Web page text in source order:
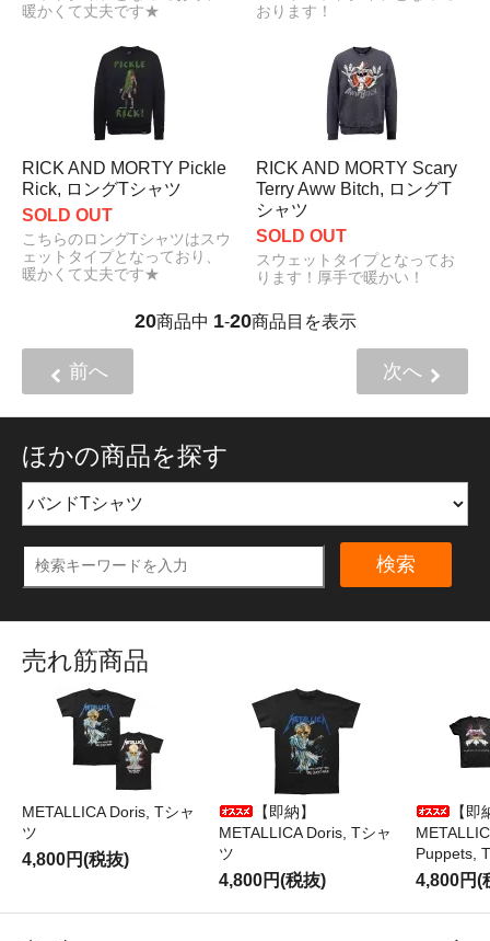
暖かくて丈夫です★
おります！
RICK AND MORTY Pickle
Rick, ロングTシャツ
SOLD OUT
こちらのロングTシャツはスウ
ェットタイプとなっており、
暖かくて丈夫です★
RICK AND MORTY Scary
Terry Aww Bitch, ロングT
シャツ
SOLD OUT
スウェットタイプとなってお
ります！厚手で暖かい！
20商品中 1-20商品目を表示
前へ 次へ
ほかの商品を探す
検索
売れ筋商品
METALLICA Doris, Tシャ
ツ
4,800円(税抜)
【即納】
METALLICA Doris, Tシャ
ツ
4,800円(税抜)
【即
Puppets,
4,800円(